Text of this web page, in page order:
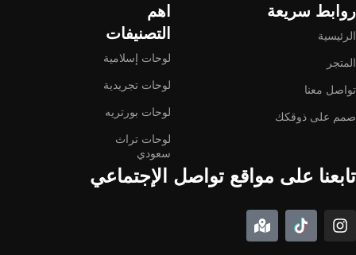
روابط سريعة
الرئيسية
المتجر
تواصل معنا
صمم على ذوقكك
اهم
التصنيفات
لوحات إسلامية
لوحات تجريدية
لوحات بورتريه
لوحات تراث
سعودي
تابعنا على مواقع تواصل الإجتماعي